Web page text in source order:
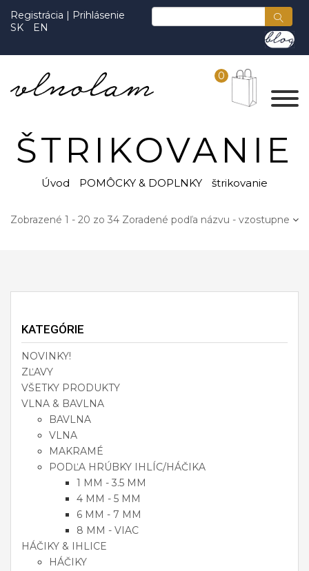
Registrácia | Prihlásenie
SK
EN
0
ŠTRIKOVANIE
Úvod POMÔCKY & DOPLNKY štrikovanie
Zobrazené 1 - 20 zo 34 Zoradené podľa názvu - vzostupne
KATEGÓRIE
NOVINKY!
ZĽAVY
VŠETKY PRODUKTY
VLNA & BAVLNA
BAVLNA
VLNA
MAKRAMÉ
PODĽA HRÚBKY IHLÍC/HÁČIKA
1 MM - 3.5 MM
4 MM - 5 MM
6 MM - 7 MM
8 MM - VIAC
HÁČIKY & IHLICE
HÁČIKY